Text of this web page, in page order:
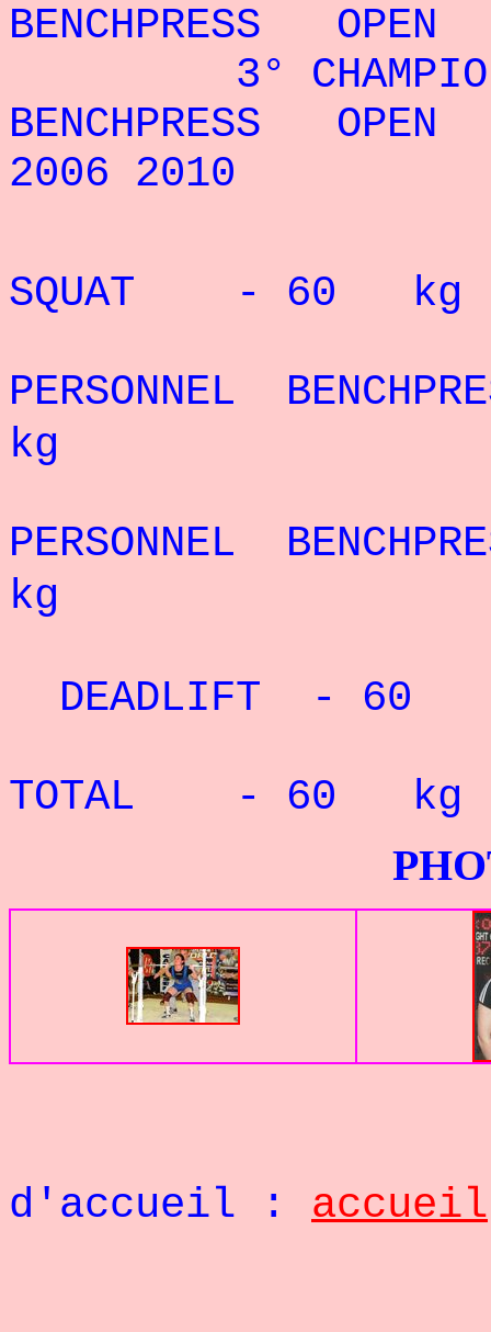
BENCHPRESS
3°
BENCHPRESS
2006 2010
SQUAT - 60 kg
PERSONNEL
kg
PERSONNEL
kg
DEADLIFT -
TOTAL - 60 kg
PHOTOS
d'accueil : accueil